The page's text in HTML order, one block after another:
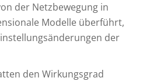
der Netzbewegung in
Modelle überführt,
der
den Wirkungsgrad